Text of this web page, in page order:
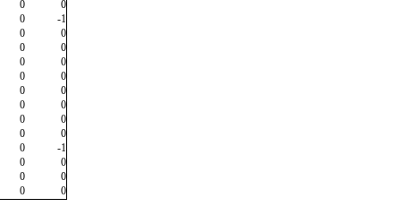
0
0
0
-1
0
0
0
0
0
0
0
0
0
0
0
0
0
0
0
0
0
-1
0
0
0
0
0
0